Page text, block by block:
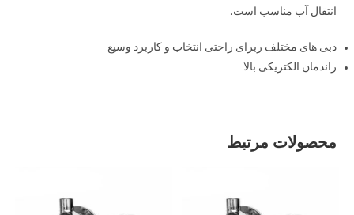
انتقال آب مناسب است.
دبی های مختلف ربرای راحتی انتخاب و کاربرد وسیع
راندمان الکتریکی بالا
محصولات مرتبط